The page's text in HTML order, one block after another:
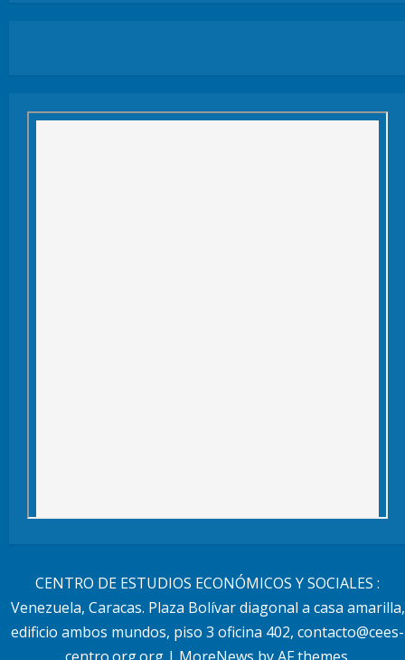
CENTRO DE ESTUDIOS ECONÓMICOS Y SOCIALES :
Venezuela, Caracas. Plaza Bolívar diagonal a casa amarilla,
edificio ambos mundos, piso 3 oficina 402, contacto@cees-